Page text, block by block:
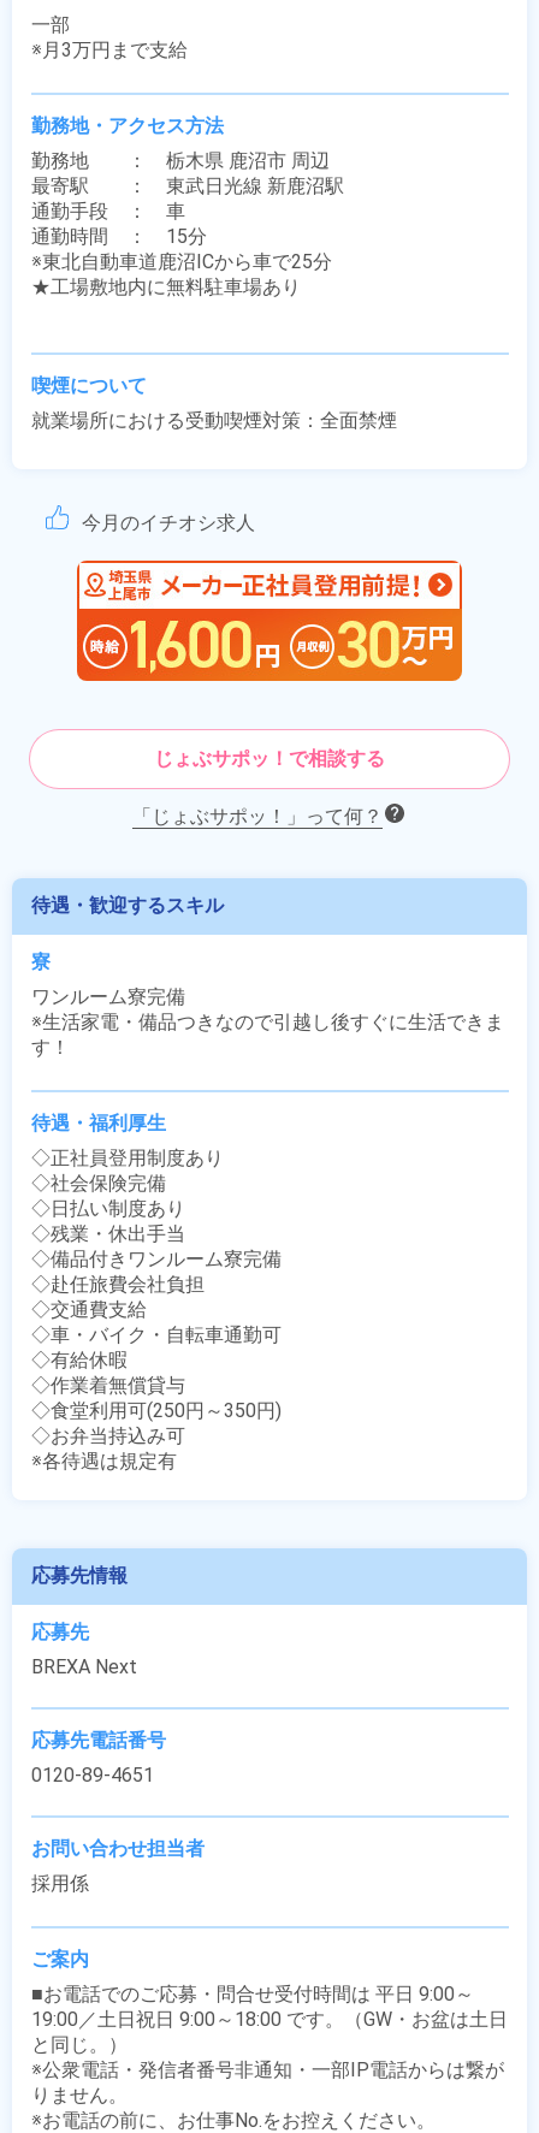
一部
※月3万円まで支給
勤務地・アクセス方法
勤務地　　：　栃木県 鹿沼市 周辺
最寄駅　　：　東武日光線 新鹿沼駅
通勤手段　：　車
通勤時間　：　15分
※東北自動車道鹿沼ICから車で25分
★工場敷地内に無料駐車場あり
喫煙について
就業場所における受動喫煙対策：全面禁煙
今月のイチオシ求人
じょぶサポッ！で相談する
「じょぶサポッ！」って何？
待遇・歓迎するスキル
寮
ワンルーム寮完備
※生活家電・備品つきなので引越し後すぐに生活できま
す！
待遇・福利厚生
◇正社員登用制度あり
◇社会保険完備
◇日払い制度あり
◇残業・休出手当
◇備品付きワンルーム寮完備
◇赴任旅費会社負担
◇交通費支給
◇車・バイク・自転車通勤可
◇有給休暇
◇作業着無償貸与
◇食堂利用可(250円～350円)
◇お弁当持込み可
※各待遇は規定有
応募先情報
応募先
BREXA Next
応募先電話番号
0120-89-4651
お問い合わせ担当者
採用係
ご案内
■お電話でのご応募・問合せ受付時間は 平日 9:00～
19:00／土日祝日 9:00～18:00 です。（GW・お盆は土日
と同じ。）
※公衆電話・発信者番号非通知・一部IP電話からは繋が
りません。
※お電話の前に、お仕事No.をお控えください。